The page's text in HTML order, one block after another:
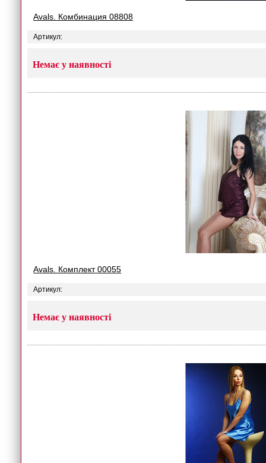
Avals. Комбинация 08808
Артикул:
Немає у наявності
Avals. Комплект 00055
Артикул:
Немає у наявності